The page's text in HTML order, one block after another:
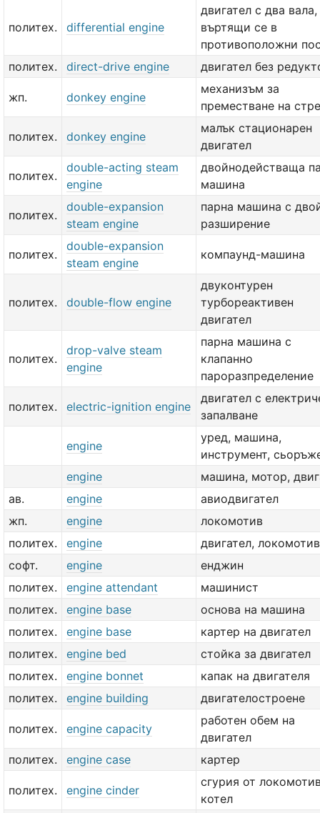
политех. differential engine
двигател с два вала,
въртящи се в
противоположни
политех.
direct-drive engine двигател без
жп. donkey engine
механизъм за
преместване на
политех. donkey engine
малък стационарен
двигател
политех.
double-acting steam
engine
двойнодействаща
машина
политех.
double-expansion
steam engine
парна машина с
разширение
политех.
double-expansion
steam engine
компаунд-машина
политех. double-flow engine
двуконтурен
турбореактивен
двигател
политех.
drop-valve steam
engine
парна машина с
клапанно
пароразпределение
политех. electric-ignition engine
двигател с
запалване
engine
уред, машина,
инструмент,
engine
машина, мотор,
ав.
engine
авиодвигател
жп.
engine
локомотив
политех.
engine
двигател, локомотив
софт.
engine
енджин
политех.
engine attendant
машинист
политех.
engine base
основа на машина
политех.
engine base
картер на двигател
политех.
engine bed
стойка за двигател
политех.
engine bonnet
капак на двигателя
политех.
engine building двигателостроене
политех. engine capacity
работен обем на
двигател
политех.
engine case картер
политех. engine cinder
сгурия от
котел